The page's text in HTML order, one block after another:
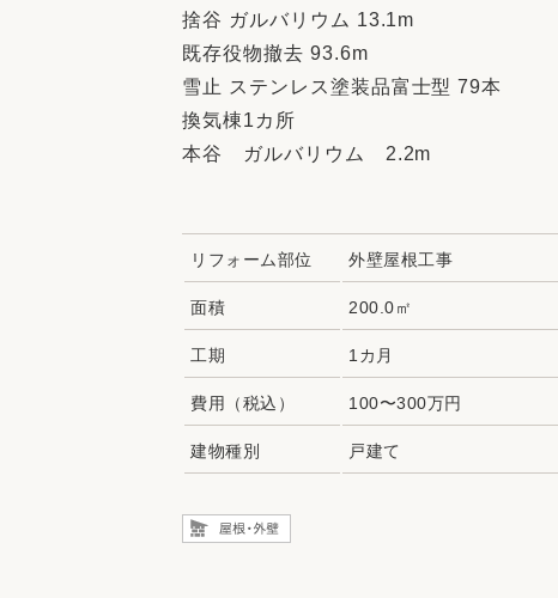
捨谷 ガルバリウム 13.1m
既存役物撤去 93.6m
雪止 ステンレス塗装品富士型 79本
換気棟1カ所
本谷 ガルバリウム 2.2m
リフォーム部位 外壁屋根工事
面積 200.0㎡
工期 1カ月
費用（税込） 100〜300万円
建物種別 戸建て